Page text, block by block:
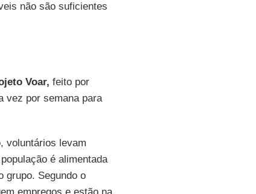
não são suficientes
Voar, feito por
vez por semana para
, voluntários levam
é alimentada
grupo. Segundo o